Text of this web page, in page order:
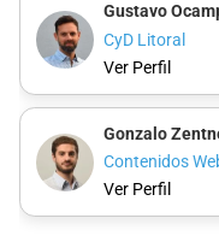
Gustavo
CyD Litoral
Ver Perfil
Gonzalo
Contenidos
Ver Perfil